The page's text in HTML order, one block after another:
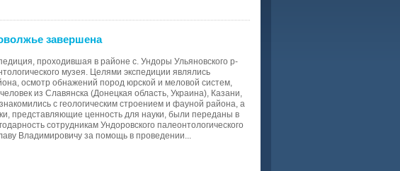
завершена
проходившая в районе с. Ундоры Ульяновского р-
музея. Целями экспедиции являлись
осмотр обнажений пород юрской и меловой систем,
из Славянска (Донецкая область, Украина), Казани,
с геологическим строением и фауной района, а
представляющие ценность для науки, были переданы в
сотрудникам Ундоровского палеонтологического
Владимировичу за помощь в проведении...